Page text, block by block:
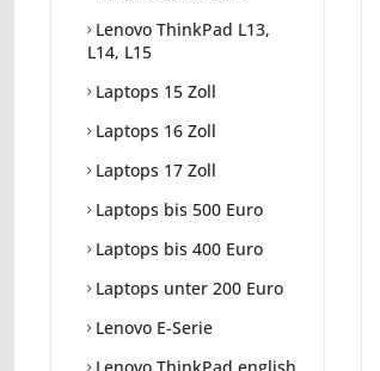
Lenovo ThinkPad L13,
L14, L15
Laptops 15 Zoll
Laptops 16 Zoll
Laptops 17 Zoll
Laptops bis 500 Euro
Laptops bis 400 Euro
Laptops unter 200 Euro
Lenovo E-Serie